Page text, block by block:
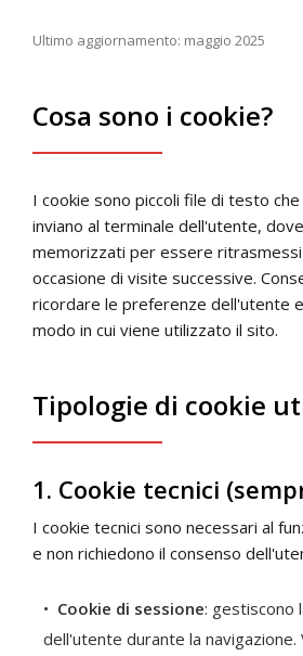
Ultimo aggiornamento: maggio 2025
Cosa sono i cookie?
I cookie sono piccoli file di testo
inviano al terminale dell'utente,
memorizzati per essere
occasione di visite successive.
ricordare le preferenze dell'utente
modo in cui viene utilizzato il sito.
Tipologie di cookie
1. Cookie tecnici
I cookie tecnici sono necessari al
e non richiedono il consenso
Cookie di sessione: gestiscono
dell'utente durante la navigazione.